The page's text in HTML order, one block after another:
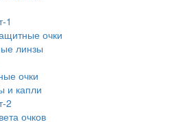
1
очки
линзы
очки
и капли
2
очков